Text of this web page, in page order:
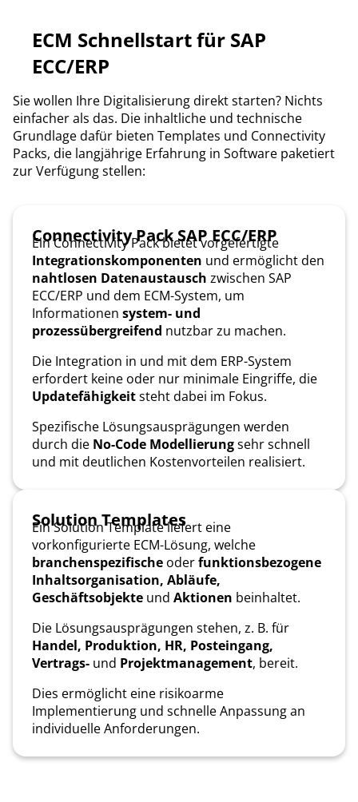
ECM Schnellstart für SAP
ECC/ERP
Sie wollen Ihre Digitalisierung direkt starten? Nichts
einfacher als das. Die inhaltliche und technische
Grundlage dafür bieten Templates und Connectivity
Packs, die langjährige Erfahrung in Software paketiert
zur Verfügung stellen:
Connectivity Pack SAP ECC/ERP
Ein Connectivity Pack bietet vorgefertigte
Integrationskomponenten und ermöglicht den
nahtlosen Datenaustausch zwischen SAP
ECC/ERP und dem ECM-System, um
Informationen system- und
prozessübergreifend nutzbar zu machen.
Die Integration in und mit dem ERP-System
erfordert keine oder nur minimale Eingriffe, die
Updatefähigkeitsteht dabei im Fokus.
Spezifische Lösungsausprägungen werden
durch die No-Code Modellierungsehr schnell
und mit deutlichen Kostenvorteilen realisiert.
Solution Templates
Ein Solution Template liefert eine
vorkonfigurierte ECM-Lösung, welche
branchenspezifische oderfunktionsbezogene
Inhaltsorganisation, Abläufe,
Geschäftsobjekte und Aktionen beinhaltet.
Die Lösungsausprägungen stehen, z. B. für
Handel, Produktion, HR, Posteingang,
Vertrags- und Projektmanagement, bereit.
Dies ermöglicht eine risikoarme
Implementierung und schnelle Anpassung an
individuelle Anforderungen.